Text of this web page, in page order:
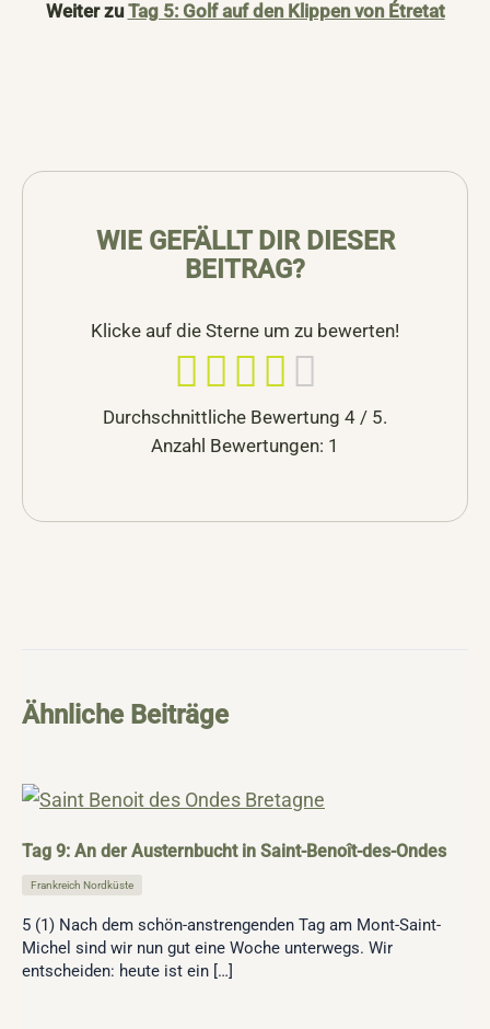
Weiter zuTag 5: Golf auf den Klippen von Étretat
WIE GEFÄLLT DIR DIESER
BEITRAG?
Klicke auf die Sterne um zu bewerten!
Durchschnittliche Bewertung 4 / 5.
Anzahl Bewertungen: 1
Ähnliche Beiträge
Tag 9: An der Austernbucht in Saint-Benoît-des-Ondes
Frankreich Nordküste
5 (1) Nach dem schön-anstrengenden Tag am Mont-Saint-
Michel sind wir nun gut eine Woche unterwegs. Wir
entscheiden: heute ist ein […]